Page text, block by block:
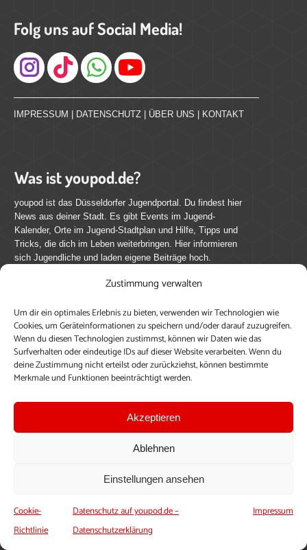
Zustimmung verwalten
Um dir ein optimales Erlebnis zu bieten, verwenden wir Technologien wie
Cookies, um Geräteinformationen zu speichern und/oder darauf zuzugreifen.
Wenn du diesen Technologien zustimmst, können wir Daten wie das
Surfverhalten oder eindeutige IDs auf dieser Website verarbeiten. Wenn du
deine Zustimmung nicht erteilst oder zurückziehst, können bestimmte
Merkmale und Funktionen beeinträchtigt werden.
Akzeptieren
Ablehnen
Einstellungen ansehen
Cookie-
Richtlinie
Datenschutz auf youpod.de –
Datenschutzerklärung
Impressum
Folg uns auf Social Media!
Instagram
IMPRESSUM | DATENSCHUTZ | ÜBER UNS | KONTAKT
Was ist youpod.de?
youpod ist das Düsseldorfer Jugendportal. Du findest hier
News aus deiner Stadt. Es gibt Events im Jugend-
Kalender, Orte im Jugend-Stadtplan und Hilfe, Tipps und
Tricks, die dich im Leben weiterbringen. Hier informieren
sich Jugendliche und laden eigene Beiträge hoch.
youpod.de lebt von Menschen wie dir. Sammel
journalistische Erfahrung, teile deine Perspektive und
veröffentliche deine Beiträge auf youpod.de.Du musst
dich anmelden, um alle Funktionen nutzen zu können, ein
Profil anzulegen, eigene Beiträge hochzuladen und zu
Einloggen